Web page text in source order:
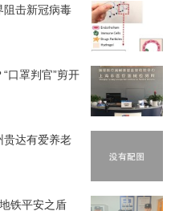
阻击新冠病毒
口罩判官”剪开
贵达有爱养老
铁平安之盾